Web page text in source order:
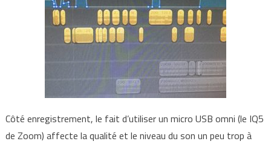
Côté enregistrement, le fait d’utiliser un micro USB omni (le IQ5
de Zoom) affecte la qualité et le niveau du son un peu trop à